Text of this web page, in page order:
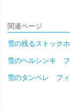
関連ページ
雪の残るストック
雪のヘルシンキ
雪のタンペレ フ